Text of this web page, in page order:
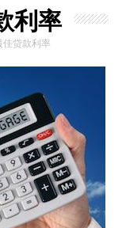
利率
佳贷款利率